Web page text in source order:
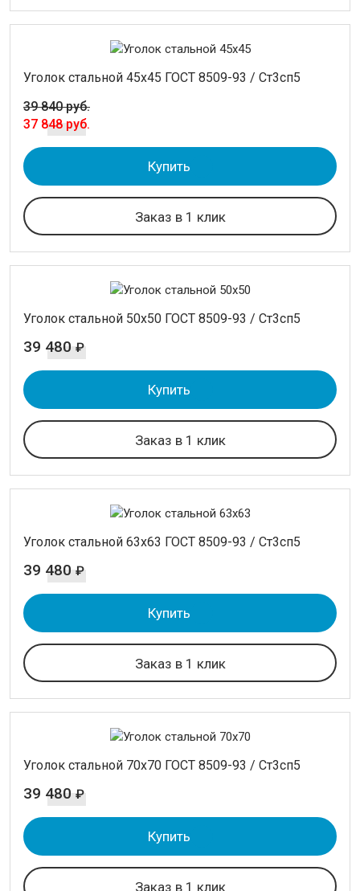
Уголок стальной 45х45 ГОСТ 8509-93 / Ст3сп5
39 840 руб.
37 848 руб.
Купить
Заказ в 1 клик
Уголок стальной 50х50 ГОСТ 8509-93 / Ст3сп5
39 480 ₽
Купить
Заказ в 1 клик
Уголок стальной 63х63 ГОСТ 8509-93 / Ст3сп5
39 480 ₽
Купить
Заказ в 1 клик
Уголок стальной 70х70 ГОСТ 8509-93 / Ст3сп5
39 480 ₽
Купить
Заказ в 1 клик